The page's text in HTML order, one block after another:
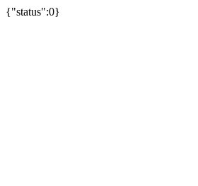
{"status":0}